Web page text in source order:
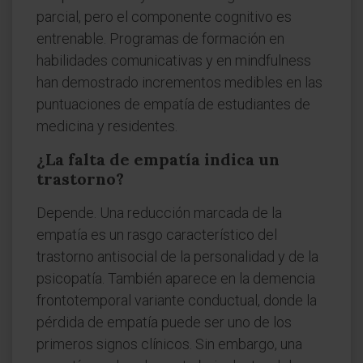
parcial, pero el componente cognitivo es
entrenable. Programas de formación en
habilidades comunicativas y en mindfulness
han demostrado incrementos medibles en las
puntuaciones de empatía de estudiantes de
medicina y residentes.
¿La falta de empatía indica un
trastorno?
Depende. Una reducción marcada de la
empatía es un rasgo característico del
trastorno antisocial de la personalidad y de la
psicopatía. También aparece en la demencia
frontotemporal variante conductual, donde la
pérdida de empatía puede ser uno de los
primeros signos clínicos. Sin embargo, una